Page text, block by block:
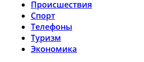
Происшествия
Спорт
Телефоны
Туризм
Экономика